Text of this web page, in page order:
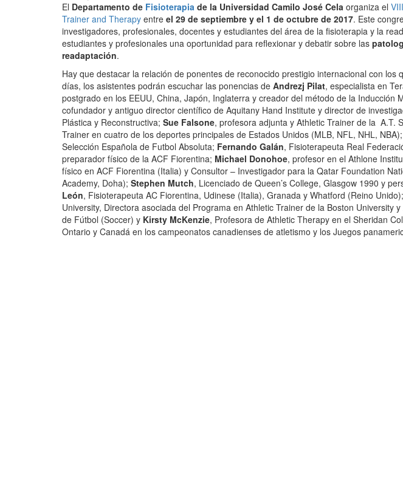
El Departamento de Fisioterapia de la Universidad Camilo José Cela organiza el
Trainer and Therapy entre el 29 de septiembre y el 1 de octubre de 2017. Este
investigadores, profesionales, docentes y estudiantes del área de la fisioterapia y la
estudiantes y profesionales una oportunidad para reflexionar y debatir sobre las
readaptación.
Hay que destacar la relación de ponentes de reconocido prestigio internacional con los
días, los asistentes podrán escuchar las ponencias de Andrezj Pilat, especialista en
postgrado en los EEUU, China, Japón, Inglaterra y creador del método de la Inducción
cofundador y antiguo director científico de Aquitany Hand Institute y director de
Plástica y Reconstructiva; Sue Falsone, profesora adjunta y Athletic Trainer de la A.T.
Trainer en cuatro de los deportes principales de Estados Unidos (MLB, NFL, NHL, NBA);
Selección Española de Futbol Absoluta; Fernando Galán, Fisioterapeuta Real
preparador físico de la ACF Fiorentina; Michael Donohoe, profesor en el Athlone
físico en ACF Fiorentina (Italia) y Consultor – Investigador para la Qatar Foundation
Academy, Doha); Stephen Mutch, Licenciado de Queen’s College, Glasgow 1990 y
León, Fisioterapeuta AC Fiorentina, Udinese (Italia), Granada y Whatford (Reino Unido);
University, Directora asociada del Programa en Athletic Trainer de la Boston University
de Fútbol (Soccer) y Kirsty McKenzie, Profesora de Athletic Therapy en el Sheridan
Ontario y Canadá en los campeonatos canadienses de atletismo y los Juegos